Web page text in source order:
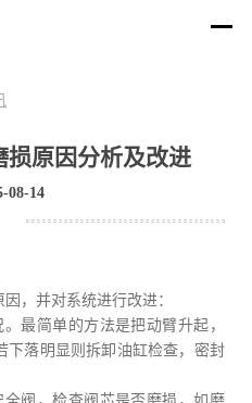
损原因分析及改进
08-14
，并对系统进行改进：
最简单的方法是把动臂升起，
下落明显则拆卸油缸检查，密封